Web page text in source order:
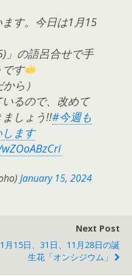
す。今日は1月15
」の語呂合せで手
す
ら）
るので、改めて
しょう!!#今週も
ます
January 15, 2024
Next Post
1月15日、31日、11月28日の誕
生花「オンシジウム」